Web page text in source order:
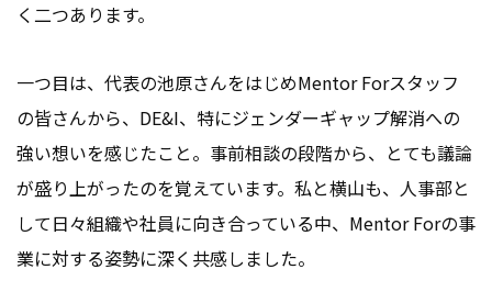
く二つあります。
一つ目は、代表の池原さんをはじめMentor Forスタッフ
の皆さんから、DE&I、特にジェンダーギャップ解消への
強い想いを感じたこと。事前相談の段階から、とても議論
が盛り上がったのを覚えています。私と横山も、人事部と
して日々組織や社員に向き合っている中、Mentor Forの事
業に対する姿勢に深く共感しました。